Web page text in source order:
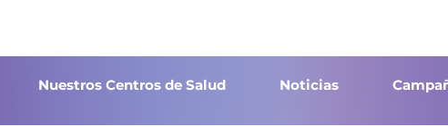
Nuestros Centros de Salud Noticias